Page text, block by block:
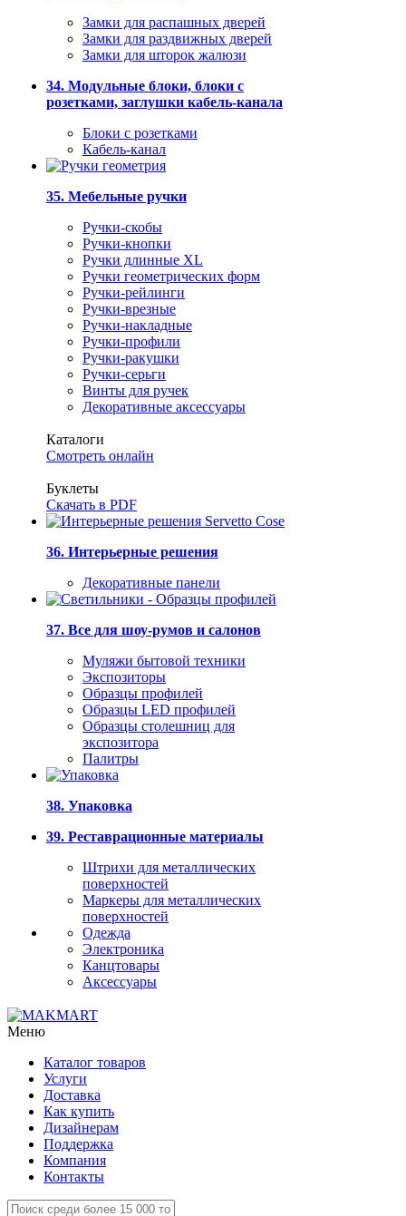
Замки для распашных дверей
Замки для раздвижных дверей
Замки для шторок жалюзи
34. Модульные блоки, блоки с
розетками, заглушки кабель-канала
Блоки с розетками
Кабель-канал
35. Мебельные ручки
Ручки-скобы
Ручки-кнопки
Ручки длинные XL
Ручки геометрических форм
Ручки-рейлинги
Ручки-врезные
Ручки-накладные
Ручки-профили
Ручки-ракушки
Ручки-серьги
Винты для ручек
Декоративные аксессуары
Каталоги
Смотреть онлайн
Буклеты
Скачать в PDF
36. Интерьерные решения
Декоративные панели
37. Все для шоу-румов и салонов
Муляжи бытовой техники
Экспозиторы
Образцы профилей
Образцы LED профилей
Образцы столешниц для
экспозитора
Палитры
38. Упаковка
39. Реставрационные материалы
Штрихи для металлических
поверхностей
Маркеры для металлических
поверхностей
Одежда
Электроника
Канцтовары
Аксессуары
Меню
Каталог товаров
Услуги
Доставка
Как купить
Дизайнерам
Поддержка
Компания
Контакты